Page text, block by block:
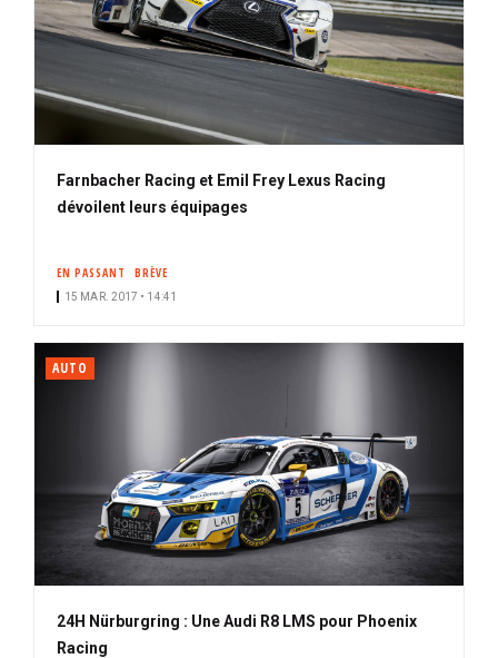
Farnbacher Racing et Emil Frey Lexus Racing
dévoilent leurs équipages
EN PASSANT BRÈVE
15 MAR. 2017 • 14:41
AUTO
24H Nürburgring : Une Audi R8 LMS pour Phoenix
Racing